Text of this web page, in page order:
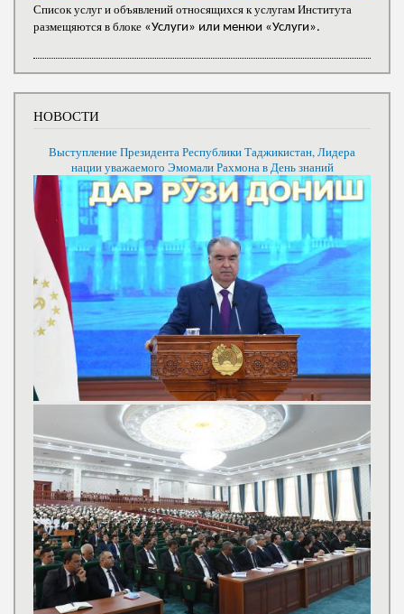
Список услуг и объявлений относящихся к услугам Института
размещяются в блоке «Услуги» или менюи «Услуги».
НОВОСТИ
Выступление Президента Республики Таджикистан, Лидера
нации уважаемого Эмомали Рахмона в День знаний